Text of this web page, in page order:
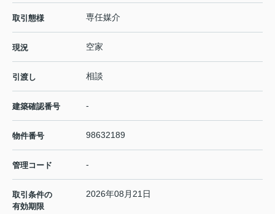
取引態様 専任媒介
現況 空家
引渡し 相談
建築確認番号 -
物件番号 98632189
管理コード -
取引条件の
有効期限
2026年08月21日